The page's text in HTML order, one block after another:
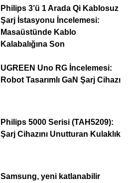
Philips 3’ü 1 Arada Qi Kablosuz
Şarj İstasyonu İncelemesi:
Masaüstünde Kablo
Kalabalığına Son
UGREEN Uno RG İncelemesi:
Robot Tasarımlı GaN Şarj Cihazı
Philips 5000 Serisi (TAH5209):
Şarj Cihazını Unutturan Kulaklık
Samsung, yeni katlanabilir